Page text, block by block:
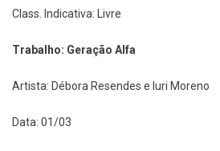
Class. Indicativa: Livre
Trabalho: Geração Alfa
Artista: Débora Resendes e Iuri Moreno
Data: 01/03